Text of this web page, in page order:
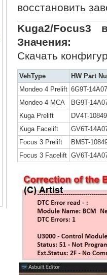
восстановить
Kuga2/Focus3
Значения:
Скачать
VehType
HW Part
Mondeo 4 Prelift 6G9T-
Mondeo 4 MCA
BG9T-
Kuga Prelift
DV4T-
Kuga Facelift
GV6T-
Focus 3 Prelift
BM5T-
Focus 3 Facelift GV6T-